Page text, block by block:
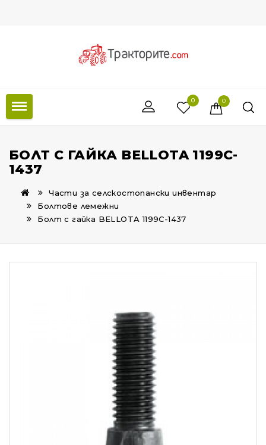
0 0
БОЛТ С ГАЙКА BELLOTA 1199C-
1437
Части за селскостопански инвентар
Болтове лемежни
Болт с гайка BELLOTA 1199C-1437